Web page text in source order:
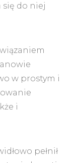
się do niej
w prostym i
i
pełnił